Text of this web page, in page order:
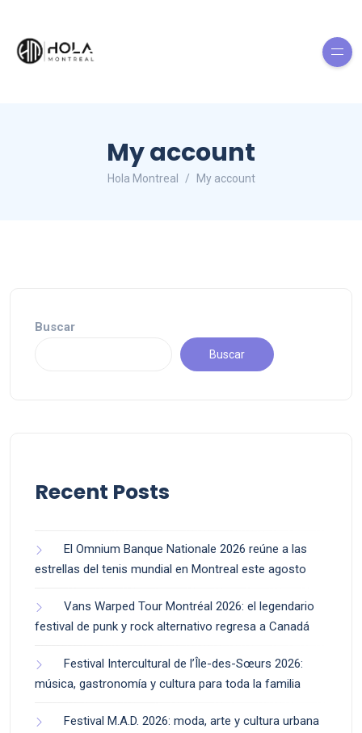
My account
Hola Montreal My account
Buscar
Buscar
Recent Posts
El Omnium Banque Nationale 2026 reúne a las
estrellas del tenis mundial en Montreal este agosto
Vans Warped Tour Montréal 2026: el legendario
festival de punk y rock alternativo regresa a Canadá
Festival Intercultural de l’Île-des-Sœurs 2026:
música, gastronomía y cultura para toda la familia
Festival M.A.D. 2026: moda, arte y cultura urbana